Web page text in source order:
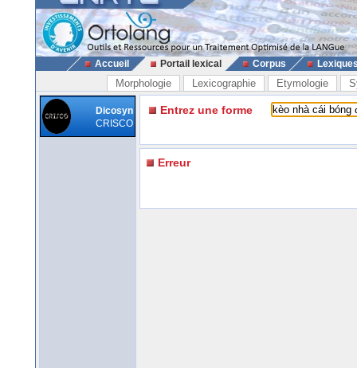
Accueil Portail lexical Corpus
Morphologie Lexicographie Etymologie
Dicosyn
CRISCO
Entrez une forme
Erreur